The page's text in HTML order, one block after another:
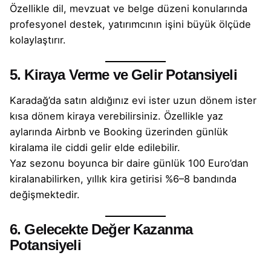
Özellikle dil, mevzuat ve belge düzeni konularında
profesyonel destek, yatırımcının işini büyük ölçüde
kolaylaştırır.
5. Kiraya Verme ve Gelir Potansiyeli
Karadağ’da satın aldığınız evi ister uzun dönem ister
kısa dönem kiraya verebilirsiniz. Özellikle yaz
aylarında Airbnb ve Booking üzerinden günlük
kiralama ile ciddi gelir elde edilebilir.
Yaz sezonu boyunca bir daire günlük 100 Euro’dan
kiralanabilirken, yıllık kira getirisi %6–8 bandında
değişmektedir.
6. Gelecekte Değer Kazanma
Potansiyeli